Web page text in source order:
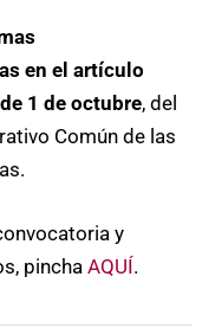
en el artículo
1 de octubre, del
Común de las
y
pincha AQUÍ.